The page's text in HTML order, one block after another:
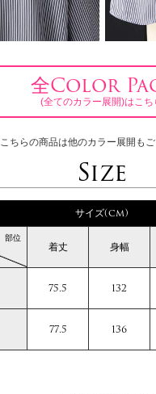
全Color
(全てのカラー展開)はこち
こちらの商品は他のカラー展開もご
Size
サイズ(cm)
部位
着丈 身幅
75.5 132
77.5 136